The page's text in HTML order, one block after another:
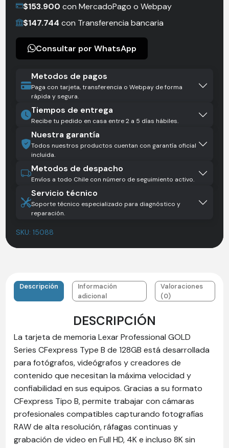
$153.900 con MercadoPago o Webpay
$147.744 con Transferencia bancaria
Consultar por WhatsApp
Metodos de pagos
Paga con tarjeta, transferencia o Webpay de forma
rápida y segura.
Tiempos de entrega
Recibe tu pedido en casa entre 2 a 5 días hábiles.
Nuestra garantía
Todos nuestros productos cuentan con garantía oficial
incluida.
Metodos de despacho
Envíos a todo Chile con número de seguimiento activo.
Servicio técnico
Soporte técnico especializado para diagnóstico y
reparación.
SKU:15088
Descripción
Información
adicional
Valoraciones
(0)
DESCRIPCIÓN
La tarjeta de memoria Lexar Professional GOLD
Series CFexpress Type B de 128GB está desarrollada
para fotógrafos, videógrafos y creadores de
contenido que necesitan la máxima velocidad y
confiabilidad en sus equipos. Gracias a su formato
CFexpress Tipo B, permite trabajar con cámaras
profesionales compatibles capturando fotografías
RAW de alta resolución, ráfagas continuas y
grabación de video en Full HD, 4K e incluso 8K sin